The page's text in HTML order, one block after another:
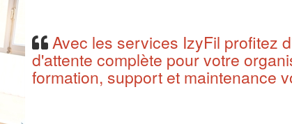
Avec les services IzyFil profitez
d'attente complète pour votre
formation, support et maintenance